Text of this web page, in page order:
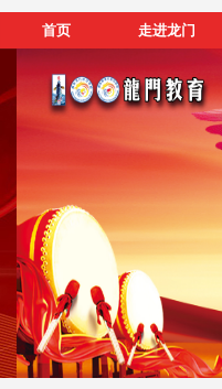
首页 走进龙门